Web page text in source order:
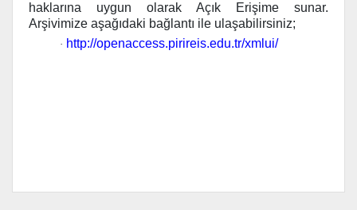
haklarına uygun olarak Açık Erişime sunar.
Arşivimize aşağıdaki bağlantı ile ulaşabilirsiniz;
· http://openaccess.pirireis.edu.tr/xmlui/